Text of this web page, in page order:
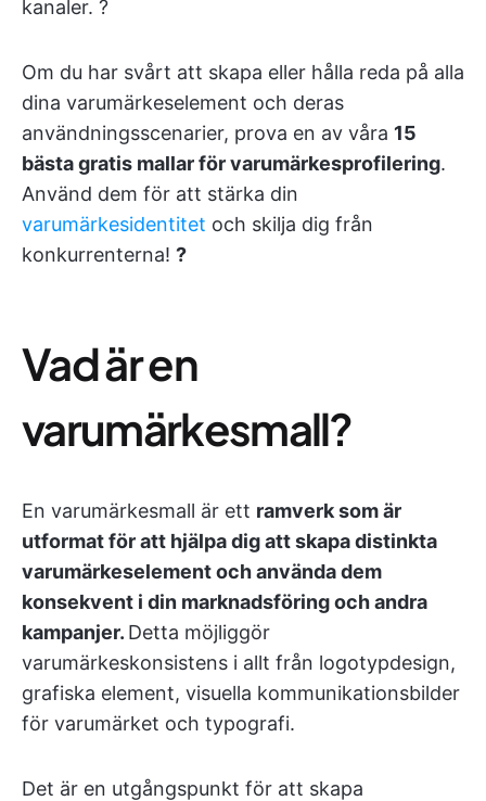
kanaler. ?
Om du har svårt att skapa eller hålla reda på alla
dina varumärkeselement och deras
användningsscenarier, prova en av våra 15
bästa gratis mallar för varumärkesprofilering.
Använd dem för att stärka din
varumärkesidentitet och skilja dig från
konkurrenterna! ?
Vad är en
varumärkesmall?
En varumärkesmall är ett ramverk som är
utformat för att hjälpa dig att skapa distinkta
varumärkeselement och använda dem
konsekvent i din marknadsföring och andra
kampanjer. Detta möjliggör
varumärkeskonsistens i allt från logotypdesign,
grafiska element, visuella kommunikationsbilder
för varumärket och typografi.
Det är en utgångspunkt för att skapa